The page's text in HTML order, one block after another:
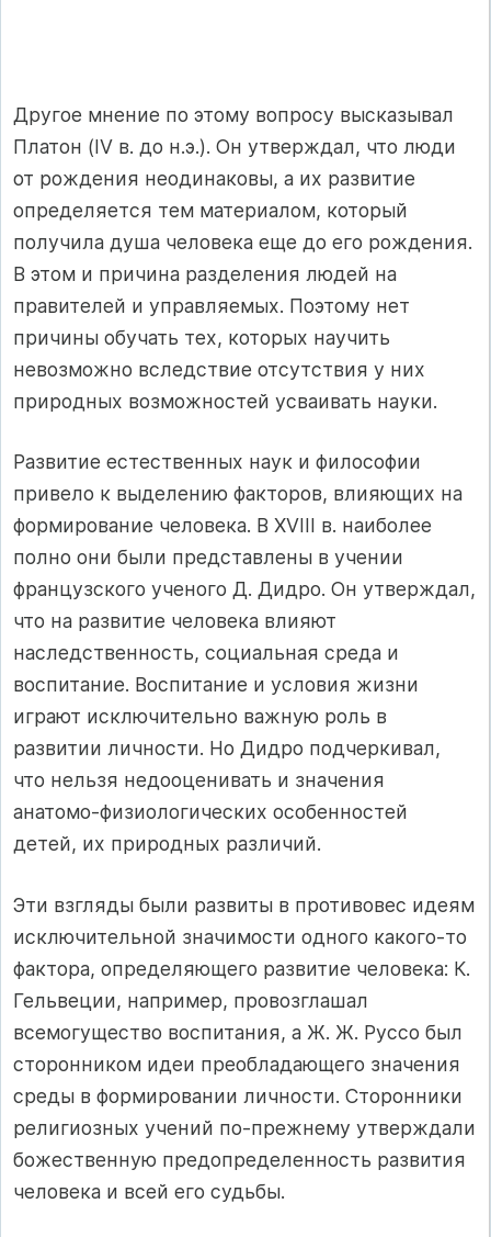
Другое мнение по этому вопросу высказывал
Платон (IV в. до н.э.). Он утверждал, что люди
от рождения неодинаковы, а их развитие
определяется тем материалом, который
получила душа человека еще до его рождения.
В этом и причина разделения людей на
правителей и управляемых. Поэтому нет
причины обучать тех, которых научить
невозможно вследствие отсутствия у них
природных возможностей усваивать науки.
Развитие естественных наук и философии
привело к выделению факторов, влияющих на
формирование человека. В XVIII в. наиболее
полно они были представлены в учении
французского ученого Д. Дидро. Он утверждал,
что на развитие человека влияют
наследственность, социальная среда и
воспитание. Воспитание и условия жизни
играют исключительно важную роль в
развитии личности. Но Дидро подчеркивал,
что нельзя недооценивать и значения
анатомо-физиологических особенностей
детей, их природных различий.
Эти взгляды были развиты в противовес идеям
исключительной значимости одного какого-то
фактора, определяющего развитие человека: К.
Гельвеции, например, провозглашал
всемогущество воспитания, а Ж. Ж. Руссо был
сторонником идеи преобладающего значения
среды в формировании личности. Сторонники
религиозных учений по-прежнему утверждали
божественную предопределенность развития
человека и всей его судьбы.